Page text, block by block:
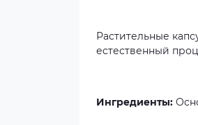
Растительные
естественный
Ингредиенты: